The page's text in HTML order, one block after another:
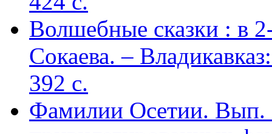
Волшебные сказки : в
Сокаева. –
392 c.
Фамилии Осетии. Вып.